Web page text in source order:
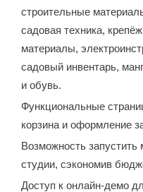
строительные
садовая техника,
материалы,
садовый инвентарь,
и обувь.
Функциональные
корзина и оформление
Возможность запустить
студии, сэкономив
Доступ к онлайн-демо